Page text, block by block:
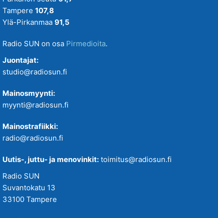
Tampere 107,8
Ylä-Pirkanmaa 91,5
Radio SUN on osa Pirmedioita.
Juontajat:
studio@radiosun.fi
Mainosmyynti:
myynti@radiosun.fi
Mainostrafiikki:
radio@radiosun.fi
Uutis-, juttu- ja menovinkit: toimitus@radiosun.fi
Radio SUN
Suvantokatu 13
33100 Tampere